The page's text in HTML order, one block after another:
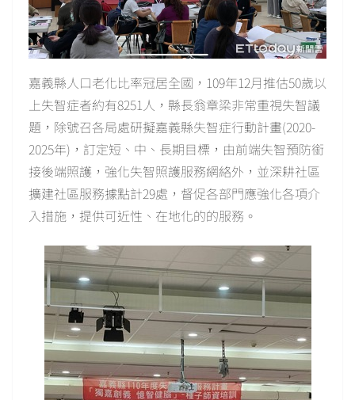
嘉義縣人口老化比率冠居全國，109年12月推估50歲以
上失智症者約有8251人，縣長翁章梁非常重視失智議
題，除號召各局處研擬嘉義縣失智症行動計畫(2020-
2025年)，訂定短、中、長期目標，由前端失智預防銜
接後端照護，強化失智照護服務網絡外，並深耕社區
擴建社區服務據點計29處，督促各部門應強化各項介
入措施，提供可近性、在地化的的服務。